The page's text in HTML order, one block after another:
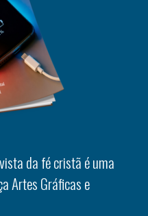
da fé cristã é uma
Artes Gráficas e